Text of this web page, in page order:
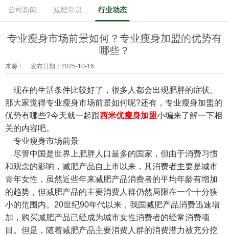
公司新闻 减肥常识 行业动态
专业瘦身市场前景如何？专业瘦身加盟的优势有
哪些？
来源： 发布日期：2025-10-16
现在的生活条件比较好了，很多人都会出现肥胖的症状。
那大家觉得专业瘦身市场前景如何呢?还有，专业瘦身加盟的
优势有哪些?今天就一起跟西米优瘦身加盟小编来了解一下相
关的内容吧。
专业瘦身市场前景
尽管中国是世界上肥胖人口最多的国家，但由于消费习惯
和观念的影响，减肥产品自上市以来，其消费者主要是城市
青年女性，虽然近些年来减肥产品消费者的平均年龄有增加
的趋势，但减肥产品的主要消费人群仍然局限在一个十分狭
小的范围内。20世纪90年代以来，我国减肥产品消费迅速增
加，购买减肥产品已经成为城市女性消费者的经常消费项
目。但是，随着减肥产品主要消费人群的消费潜力被充分挖